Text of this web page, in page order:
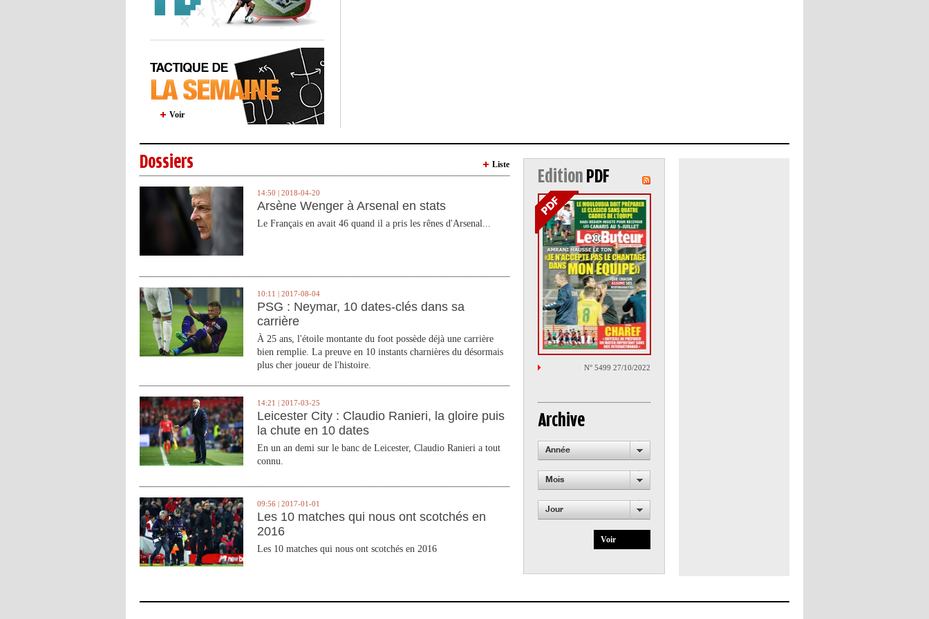
Voir
Dossiers Liste
14:50 | 2018-04-20
Arsène Wenger à Arsenal en stats
Le Français en avait 46 quand il a pris les rênes d'Arsenal...
10:11 | 2017-08-04
PSG : Neymar, 10 dates-clés dans sa
carrière
À 25 ans, l'étoile montante du foot possède déjà une carrière
bien remplie. La preuve en 10 instants charnières du désormais
plus cher joueur de l'histoire.
14:21 | 2017-03-25
Leicester City : Claudio Ranieri, la gloire puis
la chute en 10 dates
En un an demi sur le banc de Leicester, Claudio Ranieri a tout
connu.
09:56 | 2017-01-01
Les 10 matches qui nous ont scotchés en
2016
Les 10 matches qui nous ont scotchés en 2016
Edition PDF
N° 5499 27/10/2022
Archive
Année
Mois
Jour
Voir